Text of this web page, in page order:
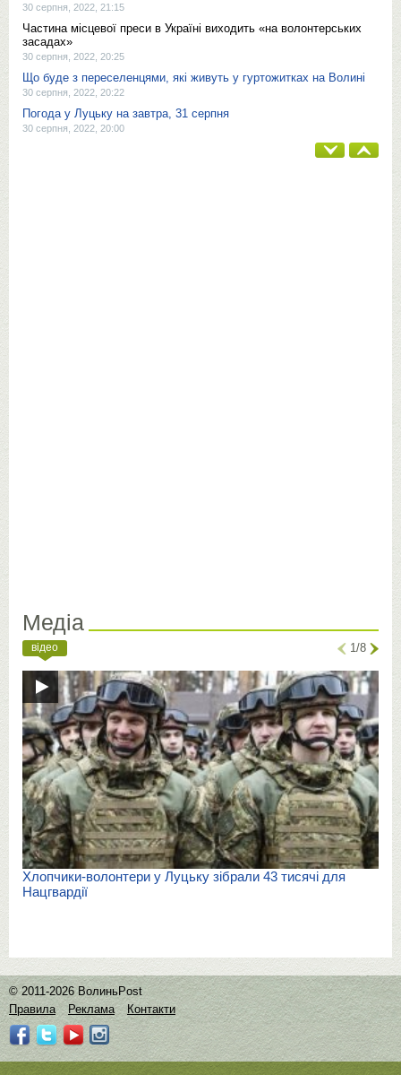
30 серпня, 2022, 21:15
Частина місцевої преси в Україні виходить «на волонтерських
засадах»
30 серпня, 2022, 20:25
Що буде з переселенцями, які живуть у гуртожитках на Волині
30 серпня, 2022, 20:22
Погода у Луцьку на завтра, 31 серпня
30 серпня, 2022, 20:00
Медіа
відео 1/8
Хлопчики-волонтери у Луцьку зібрали 43 тисячі для
Нацгвардії
© 2011-2026 ВолиньPost
Правила
Реклама Контакти